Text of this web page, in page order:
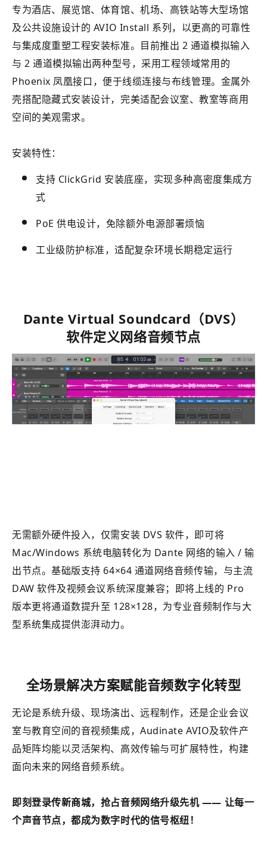
专为酒店、展览馆、体育馆、机场、高铁站等大型场馆
及公共设施设计的 AVIO Install 系列，以更高的可靠性
与集成度重塑工程安装标准。目前推出 2 通道模拟输入
与 2 通道模拟输出两种型号，采用工程领域常用的
Phoenix 凤凰接口，便于线缆连接与布线管理。金属外
壳搭配隐藏式安装设计，完美适配会议室、教室等商用
空间的美观需求。
安装特性：
支持 ClickGrid 安装底座，实现多种高密度集成方
式
PoE 供电设计，免除额外电源部署烦恼
工业级防护标准，适配复杂环境长期稳定运行
Dante Virtual Soundcard（DVS）
软件定义网络音频节点
无需额外硬件投入，仅需安装 DVS 软件，即可将
Mac/Windows 系统电脑转化为 Dante 网络的输入 / 输
出节点。基础版支持 64×64 通道网络音频传输，与主流
DAW 软件及视频会议系统深度兼容；即将上线的 Pro
版本更将通道数提升至 128×128，为专业音频制作与大
型系统集成提供澎湃动力。
全场景解决方案赋能音频数字化转型
无论是系统升级、现场演出、远程制作，还是企业会议
室与教育空间的音视频集成，Audinate AVIO及软件产
品矩阵均能以灵活架构、高效传输与可扩展特性，构建
面向未来的网络音频系统。
即刻登录传新商城，抢占音频网络升级先机 —— 让每一
个声音节点，都成为数字时代的信号枢纽！